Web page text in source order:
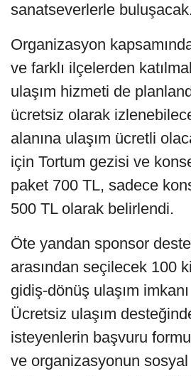
sanatseverlerle
Organizasyon
ve farklı ilçelerden
ulaşım hizmeti de
ücretsiz olarak
alanına ulaşım ücretli
için Tortum gezisi ve
paket 700 TL, sadece
500 TL olarak belirlendi.
Öte yandan sponsor
arasından seçilecek 100
gidiş-dönüş ulaşım
Ücretsiz ulaşım
isteyenlerin başvuru
ve organizasyonun sosyal